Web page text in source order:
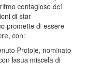
contagioso dei
di star
promette di essere
con:
Protoje, nominato
lasua miscela di